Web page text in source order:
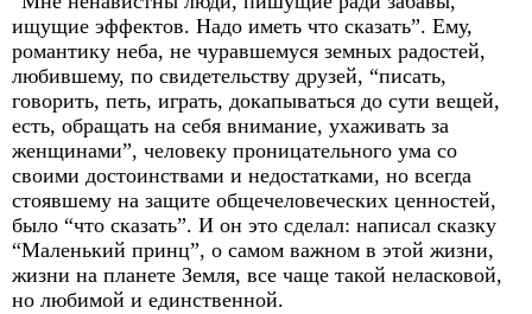
ищущие эффектов. Надо иметь что сказать”. Ему,
романтику неба, не чуравшемуся земных радостей,
любившему, по свидетельству друзей, “писать,
говорить, петь, играть, докапываться до сути вещей,
есть, обращать на себя внимание, ухаживать за
женщинами”, человеку проницательного ума со
своими достоинствами и недостатками, но всегда
стоявшему на защите общечеловеческих ценностей,
было “что сказать”. И он это сделал: написал сказку
“Маленький принц”, о самом важном в этой жизни,
жизни на планете Земля, все чаще такой неласковой,
но любимой и единственной.